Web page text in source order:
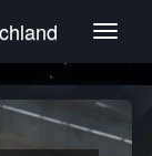
T
g
e